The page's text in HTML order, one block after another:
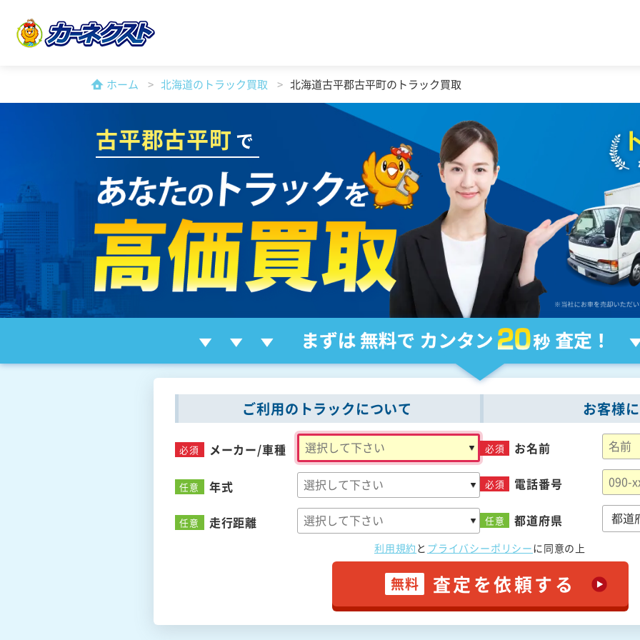
ホーム 北海道のトラック買取 北海道古平郡古平町のトラック買取
古平郡古平町 で
ご利用のトラックについて
必須 メーカー/車種
任意 年式
任意 走行距離
お客様
必須 お名前
必須 電話番号
任意 都道府県
利用規約 と プライバシーポリシーに同意の上
無料 査定を依頼する